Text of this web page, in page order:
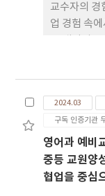
교수자의 경
업 경험 속
성인 학습
식, 교육 의
천의 확장
적용의 문제
는 관계적
할은 지식 전
2024.03
구독 인증기관
영어과 예비
중등 교원양
협업을 중심